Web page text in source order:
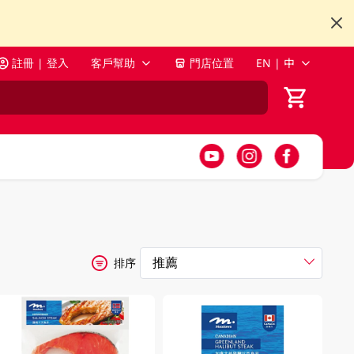
註冊 | 登入 客戶幫助 門店位置 EN | 中
排序